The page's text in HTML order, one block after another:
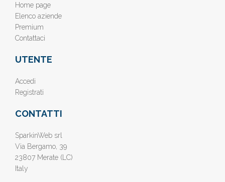
Home page
Elenco aziende
Premium
Contattaci
UTENTE
Accedi
Registrati
CONTATTI
SparkinWeb srl
Via Bergamo, 39
23807 Merate (LC)
Italy